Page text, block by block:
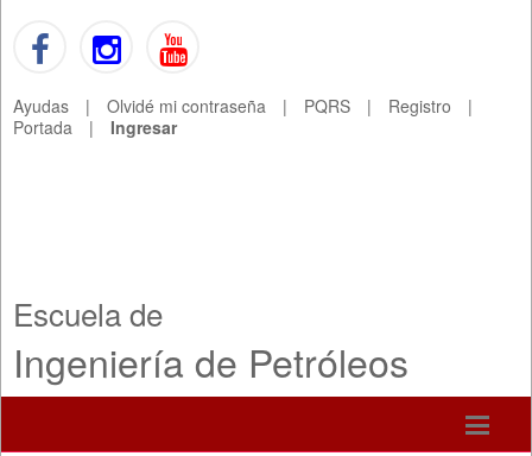
Ayudas | Olvidé mi contraseña | PQRS | Registro
|
Portada
| Ingresar
Escuela de
Ingeniería de Petróleos